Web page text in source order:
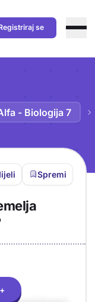
se
- Biologija 7
Spremi